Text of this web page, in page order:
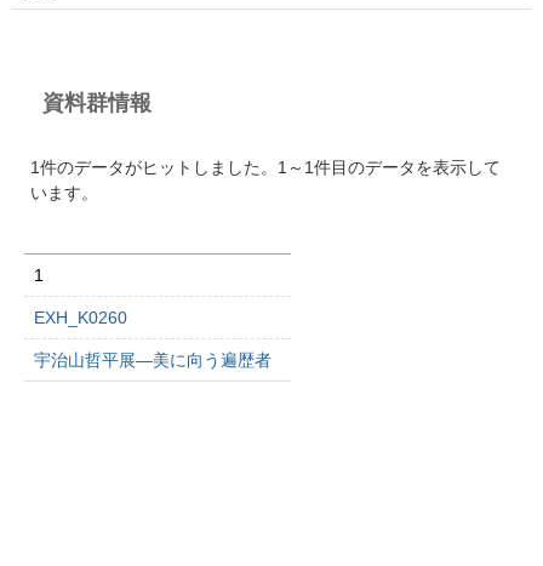
資料群情報
1件のデータがヒットしました。1～1件目のデータを表示して
います。
1
EXH_K0260
宇治山哲平展―美に向う遍歴者